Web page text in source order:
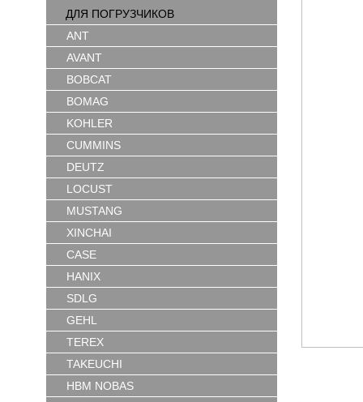
ДЛЯ ПОГРУЗЧИКОВ
ANT
AVANT
BOBCAT
BOMAG
KOHLER
CUMMINS
DEUTZ
LOCUST
MUSTANG
XINCHAI
CASE
HANIX
SDLG
GEHL
TEREX
TAKEUCHI
HBM NOBAS